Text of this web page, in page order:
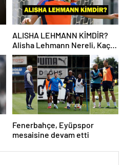
ALISHA LEHMANN KİMDİR?
Alisha Lehmann Nereli, Kaç
Yaşında, Hangi Takımda
Oynuyor?
Fenerbahçe, Eyüpspor
mesaisine devam etti